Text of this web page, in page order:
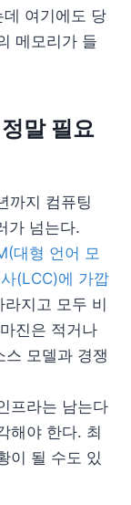
여기에도 당
메모리가 들
말 필요
까지 컴퓨팅
가 넘는다.
대형 언어 모
(LCC)에 가깝
지고 모두 비
진은 적거나
스 모델과 경쟁
프라는 남는다
해야 한다. 최
이 될 수도 있